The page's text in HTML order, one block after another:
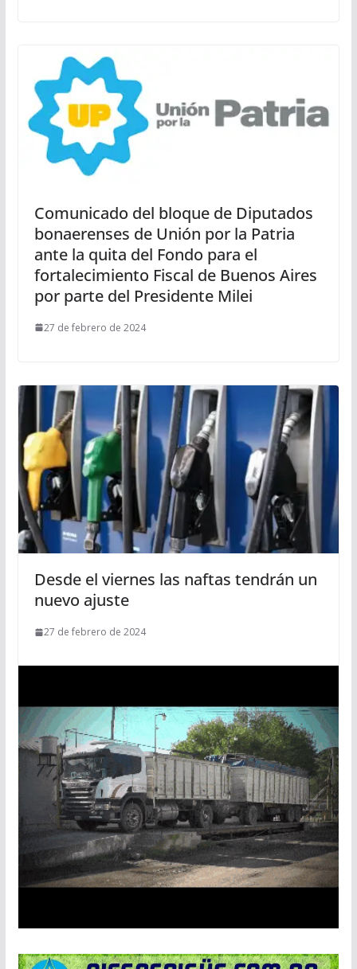
Comunicado del bloque de Diputados
bonaerenses de Unión por la Patria
ante la quita del Fondo para el
fortalecimiento Fiscal de Buenos Aires
por parte del Presidente Milei
27 de febrero de 2024
Desde el viernes las naftas tendrán un
nuevo ajuste
27 de febrero de 2024